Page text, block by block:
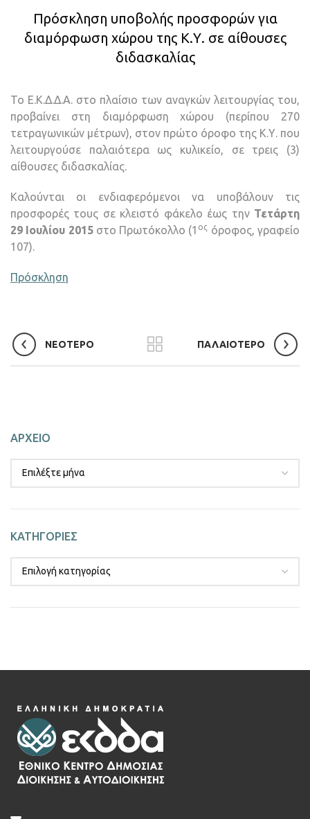
Πρόσκληση υποβολής προσφορών για
διαμόρφωση χώρου της Κ.Υ. σε αίθουσες
διδασκαλίας
Το Ε.Κ.Δ.Δ.Α. στο πλαίσιο των αναγκών λειτουργίας του,
προβαίνει στη διαμόρφωση χώρου (περίπου 270
τετραγωνικών μέτρων), στον πρώτο όροφο της Κ.Υ. που
λειτουργούσε παλαιότερα ως κυλικείο, σε τρεις (3)
αίθουσες διδασκαλίας.
Καλούνται οι ενδιαφερόμενοι να υποβάλουν τις
προσφορές τους σε κλειστό φάκελο έως την Τετάρτη
29 Ιουλίου 2015στο Πρωτόκολλο (1 ος όροφος, γραφείο
107).
Πρόσκληση
ΝΕΟΤΕΡΟ ΠΑΛΑΙΟΤΕΡΟ
ΑΡΧΕΙΟ
ΚΑΤΗΓΟΡΙΕΣ